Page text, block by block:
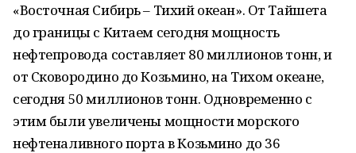
«Восточная Сибирь – Тихий океан». От Тайшета
до границы с Китаем сегодня мощность
нефтепровода составляет 80 миллионов тонн, и
от Сковородино до Козьмино, на Тихом океане,
сегодня 50 миллионов тонн. Одновременно с
этим были увеличены мощности морского
нефтеналивного порта в Козьмино до 36